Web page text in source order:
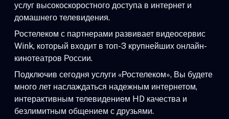
услуг высокоскоростного доступа в интернет и
домашнего телевидения.
Ростелеком с партнерами развивает видеосервис
Wink, который входит в топ-3 крупнейших онлайн-
кинотеатров России.
Подключив сегодня услуги «Ростелеком», Вы будете
много лет наслаждаться надежным интернетом,
интерактивным телевидением HD качества и
безлимитным общением с друзьями.